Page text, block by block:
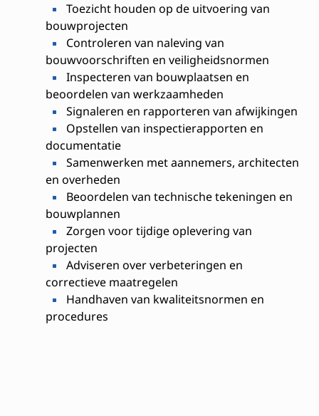
Toezicht houden op de uitvoering van
bouwprojecten
Controleren van naleving van
bouwvoorschriften en veiligheidsnormen
Inspecteren van bouwplaatsen en
beoordelen van werkzaamheden
Signaleren en rapporteren van afwijkingen
Opstellen van inspectierapporten en
documentatie
Samenwerken met aannemers, architecten
en overheden
Beoordelen van technische tekeningen en
bouwplannen
Zorgen voor tijdige oplevering van
projecten
Adviseren over verbeteringen en
correctieve maatregelen
Handhaven van kwaliteitsnormen en
procedures